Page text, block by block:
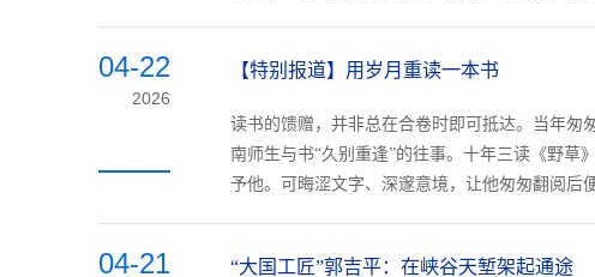
04-22
2026
【特别报道】用岁月重读一本书
读书的馈赠，并非总在合卷时即可抵达。当年匆
南师生与书“久别重逢”的往事。十年三读《野草
予他。可晦涩文字、深邃意境，让他匆匆翻阅后
04-21 “大国工匠”郭吉平：在峡谷天堑架起通途